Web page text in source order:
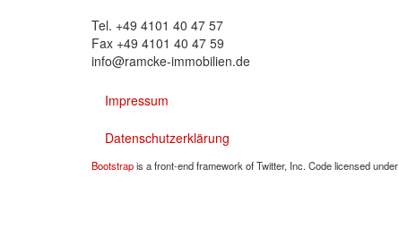
Tel. +49 4101 40 47 57
Fax +49 4101 40 47 59
info@ramcke-immobilien.de
Impressum
Datenschutzerklärung
Bootstrapis a front-end framework of Twitter, Inc. Code licensed under